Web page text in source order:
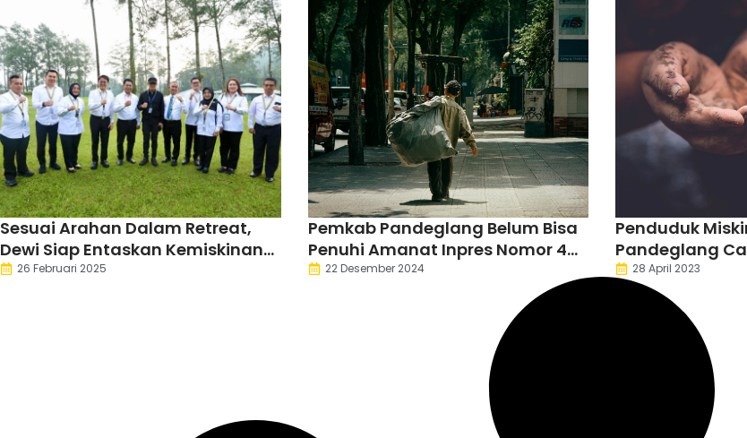
Sesuai Arahan Dalam Retreat,
Dewi Siap Entaskan Kemiskinan
Ekstrem di Pandeglang
26 Februari 2025
Pemkab Pandeglang Belum Bisa
Penuhi Amanat Inpres Nomor 4
Tahun 2022
22 Desember 2024
Penduduk
Pandeglang
28 April 2023